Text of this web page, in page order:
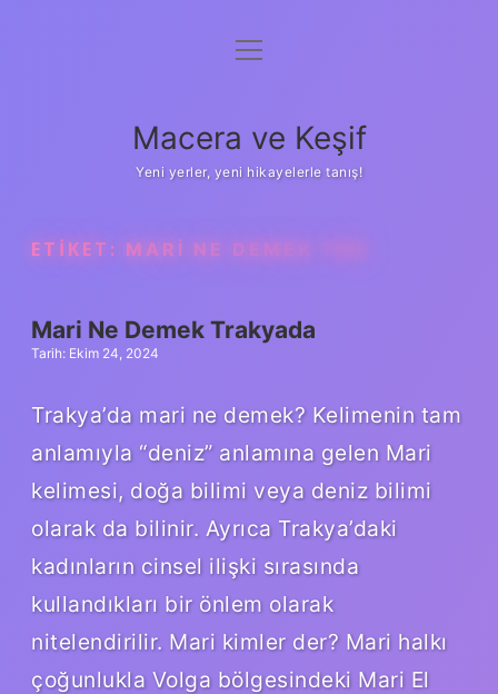
Anasayfa
Yasal Uyarı
menüyü
Macera ve Keşif
Yeni yerler, yeni hikayelerle tanış!
ETIKET: MARI NE DEMEK TDK
Mari Ne Demek Trakyada
Tarih: Ekim 24, 2024
Trakya’da mari ne demek? Kelimenin tam
anlamıyla “deniz” anlamına gelen Mari
kelimesi, doğa bilimi veya deniz bilimi
olarak da bilinir. Ayrıca Trakya’daki
kadınların cinsel ilişki sırasında
kullandıkları bir önlem olarak
nitelendirilir. Mari kimler der? Mari halkı
çoğunlukla Volga bölgesindeki Mari El